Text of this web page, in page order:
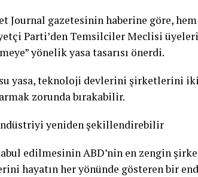
Journal gazetesinin haberine göre,
Parti’den Temsilciler Meclisi
yönelik yasa tasarısı önerdi.
yasa, teknoloji devlerini şirketlerini
zorunda bırakabilir.
yeniden şekillendirebilir
edilmesinin ABD’nin en zengin
hayatın her yönünde gösteren bir